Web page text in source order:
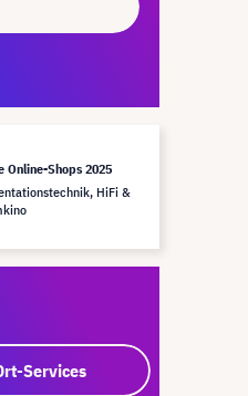
Online-Shops 2025
HiFi &
Services